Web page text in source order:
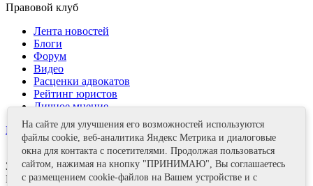
Правовой клуб
Лента новостей
Блоги
Форум
Видео
Расценки адвокатов
Рейтинг юристов
Личное мнение
Контакты
Задать вопрос
Поделиться
На сайте для улучшения его возможностей используются
файлы cookie, веб-аналитика Яндекс Метрика и диалоговые
окна для контакта с посетителями. Продолжая пользоваться
сайтом, нажимая на кнопку "ПРИНИМАЮ", Вы соглашаетесь
с размещением cookie-файлов на Вашем устройстве и с